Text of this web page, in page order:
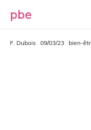
pbe
F. Dubois 09/03/23 bien-